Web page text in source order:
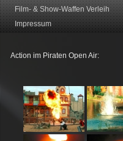
Film- & Show-Waffen Verleih
Impressum
Action im Piraten Open Air: